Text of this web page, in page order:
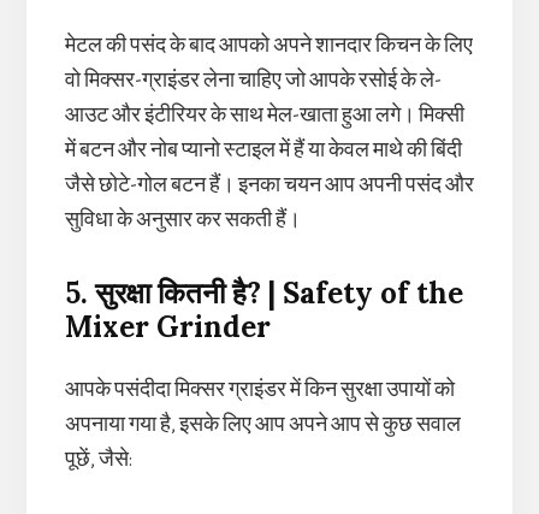
मेटल की पसंद के बाद आपको अपने शानदार किचन के लिए
वो मिक्सर-ग्राइंडर लेना चाहिए जो आपके रसोई के ले-
आउट और इंटीरियर के साथ मेल-खाता हुआ लगे। मिक्सी
में बटन और नोब प्यानो स्टाइल में हैं या केवल माथे की बिंदी
जैसे छोटे-गोल बटन हैं। इनका चयन आप अपनी पसंद और
सुविधा के अनुसार कर सकती हैं।
5. सुरक्षा कितनी है? | Safety of the
Mixer Grinder
आपके पसंदीदा मिक्सर ग्राइंडर में किन सुरक्षा उपायों को
अपनाया गया है, इसके लिए आप अपने आप से कुछ सवाल
पूछें, जैसे: